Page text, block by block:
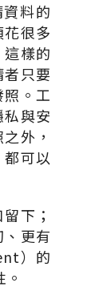
料的
很多
樣的
只要
。工
與安
外，
可以
下；
更有
）的